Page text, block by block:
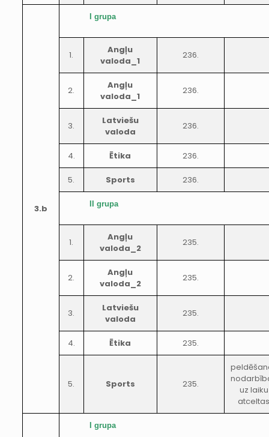
3.b
I grupa
1.
Angļu
valoda_1
236.
2.
Angļu
valoda_1
236.
3.
Latviešu
valoda
236.
4. Ētika 236.
5. Sports 236.
II grupa
1.
Angļu
valoda_2
235.
2.
Angļu
valoda_2
235.
3.
Latviešu
valoda
235.
4. Ētika 235.
5. Sports 235.
uz laiku
I grupa